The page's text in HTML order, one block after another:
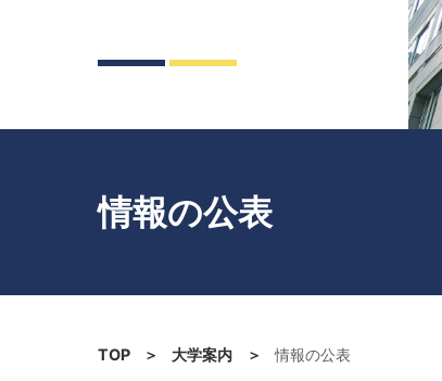
情報の公表
TOP 大学案内 情報の公表